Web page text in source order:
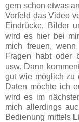
gern schon etwas
Vorfeld das Video
Eindrücke, Bilder
wird es hier bei
mich freuen,
Fragen habt oder
usw. Dann
gut wie möglich zu
Daten möchte ich
wird es im
mich allerdings
Bedienung mittels